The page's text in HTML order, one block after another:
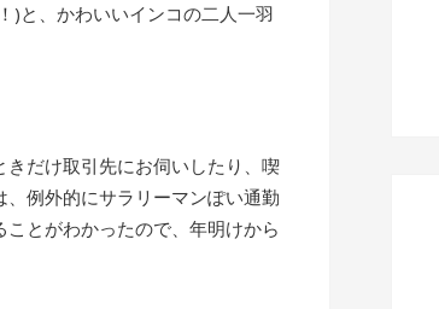
)と、かわいいインコの二人一羽
だけ取引先にお伺いしたり、喫
例外的にサラリーマンぽい通勤
とがわかったので、年明けから